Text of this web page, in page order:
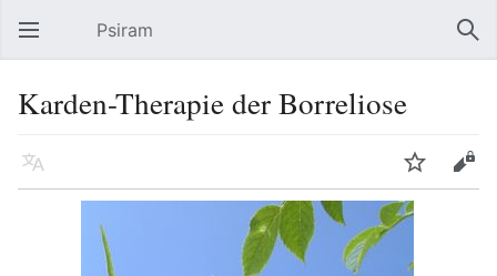
Hauptmenü öffnen Psiram
Karden-Therapie der Borreliose
Sprache Beobachten Bearbeiten